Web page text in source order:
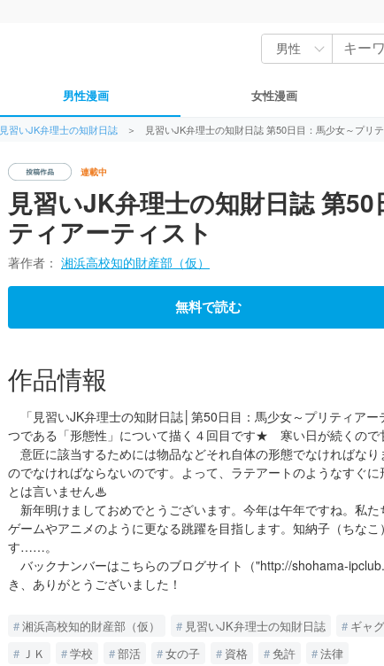
男性漫画 女性漫画
見習いJK弁理士の知財日誌 ＞ 見習いJK弁理士の知財日誌 第50日目：馬少女～プリ
連載中
見習いJK弁理士の知財日誌 第50
ティアーティスト
著作者： 湘浜高校知的財産部（仮）
無料で読む
作品情報
「見習いJK弁理士の知財日誌│第50日目：馬少女～プリティア
つである「形態性」について描く４回目です★ 寒い日が続くので
意匠に該当するためには物品などそれ自体の形態でなければな
のでなければならないのです。よって、ラテアートのようなすぐ
とは言いません♨
新年明けましておめでとうございます。今年は午年ですね。私
ゲームやアニメのように更なる跳躍を目指します。知納子（ちな
す……。
バックナンバーはこちらのブログサイト（"http://shohama-
き、ありがとうございました！
湘浜高校知的財産部（仮） 見習いJK弁理士の知財日誌 ギャグ
ＪＫ
学校 部活 女の子 資格 免許 法律